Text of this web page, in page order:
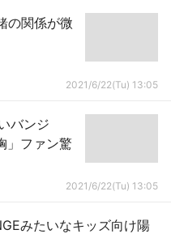
の関係が微
2021/6/22(Tu) 13:05
バンジ
」ファン驚
2021/6/22(Tu) 13:05
みたいなキッズ向け陽